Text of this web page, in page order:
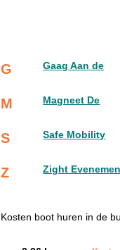
G Gaag Aan de
M Magneet De
S Safe Mobility
Z Zight
Kosten boot huren in de